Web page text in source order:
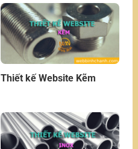
Thiết kế Website Kẽm